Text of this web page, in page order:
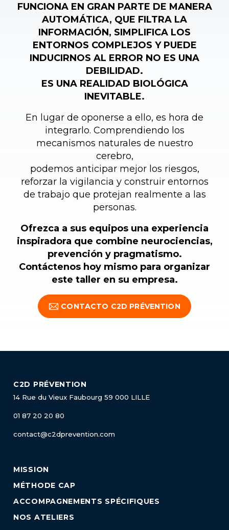
FUNCIONA EN GRAN PARTE DE MANERA
AUTOMÁTICA, QUE FILTRA LA
INFORMACIÓN, SIMPLIFICA LOS
ENTORNOS COMPLEJOS Y PUEDE
INDUCIRNOS AL ERROR NO ES UNA
DEBILIDAD.
ES UNA REALIDAD BIOLÓGICA
INEVITABLE.
En lugar de oponerse a ello, es hora de
integrarlo. Comprendiendo los
mecanismos naturales de nuestro
cerebro,
podemos anticipar mejor los riesgos,
reforzar la vigilancia y construir entornos
de trabajo que protejan realmente a las
personas.
Ofrezca a sus equipos una experiencia
inspiradora que combine neurociencias,
prevención y pragmatismo.
Contáctenos hoy mismo para organizar
este taller en su empresa.
CONTACTO C2D PRÉVENTION
C2D PRÉVENTION
14 Rue du Vieux Faubourg 59 000 LILLE
01 87 20 20 80
contact@c2dprevention.com
MISSION
MÉTHODE CAP
ACCOMPAGNEMENTS SPÉCIFIQUES
NOS ATELIERS